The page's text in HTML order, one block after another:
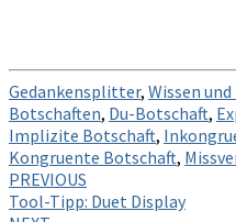
Gedankensplitter, Wissen
Botschaften, Du-Botschaft,
Implizite Botschaft,
Kongruente Botschaft,
Post
navigation
PREVIOUS
Tool-Tipp: Duet Display